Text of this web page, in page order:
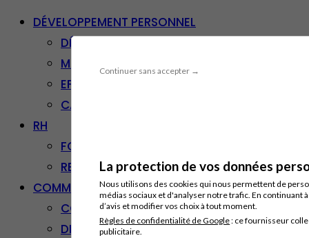
Continuer sans accepter →
La protection de vos données
Nous utilisons des cookies qui nous permettent de
médias sociaux et d'analyser notre trafic. En continuant
d’avis et modifier vos choix à tout moment.
Règles de confidentialité de Google: ce fournisseur
publicitaire.
DÉVELOPPEMENT PERSONNEL
DÉVELOPPEMENT PERSONNEL
MANAGEMENT
EFFICACITÉ PROFESSIONNELLE
CARRIÈRE & RECONVERSION
RH
FORMATION PROFESSIONNELLE
RESSOURCES HUMAINES
COMMUNICATION/DIGITAL
COMMUNICATION
DIGITAL